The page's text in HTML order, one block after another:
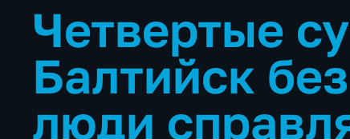
Четвертые
Балтийск
люди